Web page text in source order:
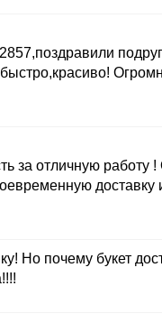
за отличную
Но почему букет